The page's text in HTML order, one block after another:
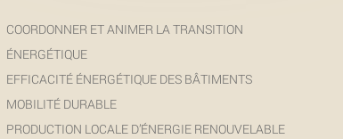
COORDONNER ET ANIMER LA TRANSITION
ÉNERGÉTIQUE
EFFICACITÉ ÉNERGÉTIQUE DES BÂTIMENTS
MOBILITÉ DURABLE
PRODUCTION LOCALE D’ÉNERGIE RENOUVELABLE